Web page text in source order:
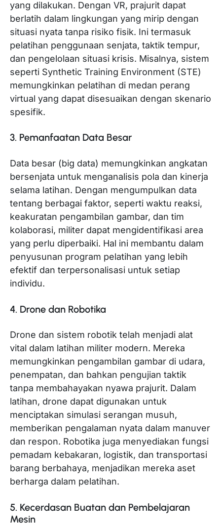
yang dilakukan. Dengan VR, prajurit dapat
berlatih dalam lingkungan yang mirip dengan
situasi nyata tanpa risiko fisik. Ini termasuk
pelatihan penggunaan senjata, taktik tempur,
dan pengelolaan situasi krisis. Misalnya, sistem
seperti Synthetic Training Environment (STE)
memungkinkan pelatihan di medan perang
virtual yang dapat disesuaikan dengan skenario
spesifik.
3. Pemanfaatan Data Besar
Data besar (big data) memungkinkan angkatan
bersenjata untuk menganalisis pola dan kinerja
selama latihan. Dengan mengumpulkan data
tentang berbagai faktor, seperti waktu reaksi,
keakuratan pengambilan gambar, dan tim
kolaborasi, militer dapat mengidentifikasi area
yang perlu diperbaiki. Hal ini membantu dalam
penyusunan program pelatihan yang lebih
efektif dan terpersonalisasi untuk setiap
individu.
4. Drone dan Robotika
Drone dan sistem robotik telah menjadi alat
vital dalam latihan militer modern. Mereka
memungkinkan pengambilan gambar di udara,
penempatan, dan bahkan pengujian taktik
tanpa membahayakan nyawa prajurit. Dalam
latihan, drone dapat digunakan untuk
menciptakan simulasi serangan musuh,
memberikan pengalaman nyata dalam manuver
dan respon. Robotika juga menyediakan fungsi
pemadam kebakaran, logistik, dan transportasi
barang berbahaya, menjadikan mereka aset
berharga dalam pelatihan.
5. Kecerdasan Buatan dan Pembelajaran
Mesin